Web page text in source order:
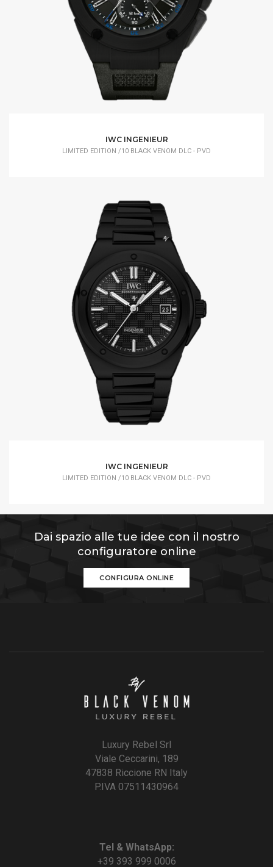
IWC INGENIEUR
LIMITED EDITION /10 BLACK VENOM DLC - PVD
IWC INGENIEUR
LIMITED EDITION /10 BLACK VENOM DLC - PVD
Dai spazio alle tue idee con il nostro
configuratore online
CONFIGURA ONLINE
Luxury Rebel Srl
Viale Ceccarini, 189
47838 Riccione RN Italy
P.IVA 07511430964
Tel & WhatsApp:
+39 393 999 0006